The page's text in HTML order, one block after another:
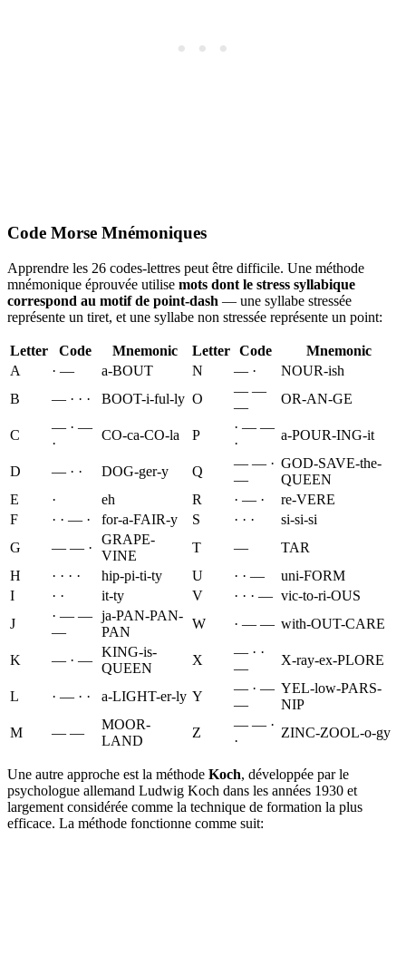
Code Morse Mnémoniques
Apprendre les 26 codes-lettres peut être difficile. Une méthode
mnémonique éprouvée utilise mots dont le stress syllabique
correspond au motif de point-dash — une syllabe stressée
représente un tiret, et une syllabe non stressée représente un point:
Letter Code Mnemonic Letter Code
Mnemonic
A
· — a-BOUT N — ·
NOUR-ish
B
— · · · BOOT-i-ful-ly O
— —
—
OR-AN-GE
C
— · —
·
CO-ca-CO-la P
· — —
·
a-POUR-ING-it
D — · · DOG-ger-y Q
— — ·
—
GOD-SAVE-the-
QUEEN
E
· eh R · — ·
re-VERE
F
· · — · for-a-FAIR-y S · · ·
si-si-si
G
— — ·
GRAPE-
VINE
T —
TAR
H
· · · · hip-pi-ti-ty U · · —
uni-FORM
I
· · it-ty V · · · — vic-to-ri-OUS
J
· — —
—
ja-PAN-PAN-
PAN
W · — — with-OUT-CARE
K — · —
KING-is-
QUEEN
X
— · ·
—
X-ray-ex-PLORE
L · — · · a-LIGHT-er-ly Y
— · —
—
YEL-low-PARS-
NIP
M
— —
MOOR-
LAND
Z
— — ·
·
ZINC-ZOOL-o-gy
Une autre approche est la méthode Koch, développée par le
psychologue allemand Ludwig Koch dans les années 1930 et
largement considérée comme la technique de formation la plus
efficace. La méthode fonctionne comme suit: